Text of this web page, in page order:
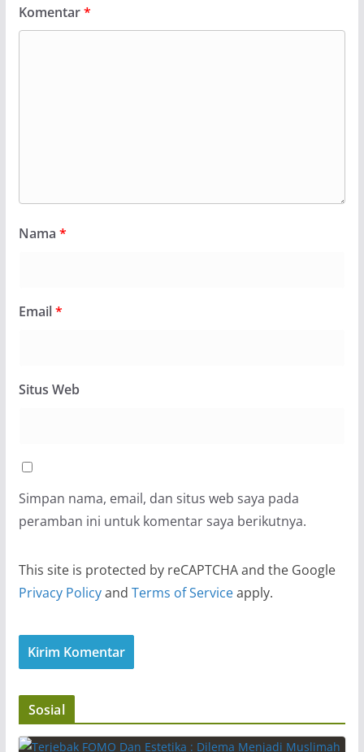
Komentar*
Nama *
Email*
Situs Web
Simpan nama, email, dan situs web saya pada
peramban ini untuk komentar saya berikutnya.
This site is protected by reCAPTCHA and the Google
Privacy Policyand Terms of Serviceapply.
Sosial